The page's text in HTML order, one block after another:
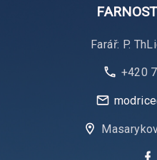
FARNOST
Farář: P.
+420